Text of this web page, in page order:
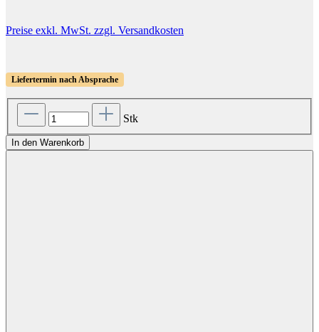
Preise exkl. MwSt. zzgl. Versandkosten
Liefertermin nach Absprache
Stk
In den Warenkorb